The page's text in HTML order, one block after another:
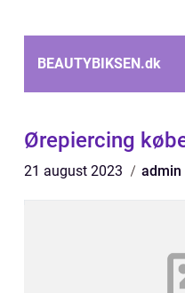
BEAUTYBIKSEN.dk
Ørepiercing
21 august 2023 admin